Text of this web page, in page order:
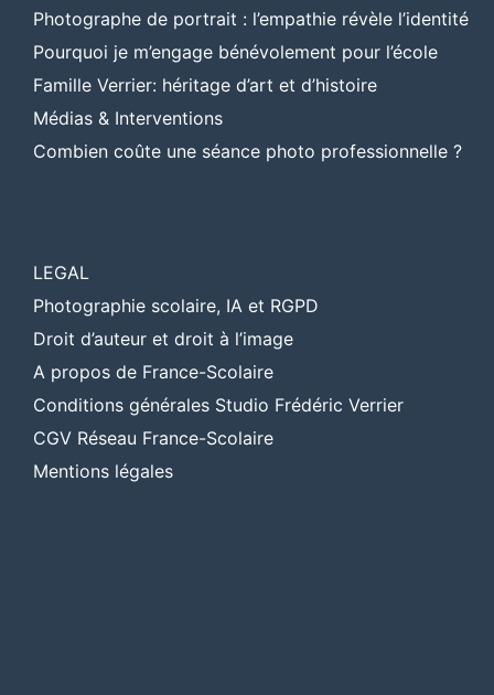
Photographe de portrait : l’empathie révèle l’identité
Pourquoi je m’engage bénévolement pour l’école
Famille Verrier: héritage d’art et d’histoire
Médias & Interventions
Combien coûte une séance photo professionnelle ?
LEGAL
Photographie scolaire, IA et RGPD
Droit d’auteur et droit à l’image
A propos de France-Scolaire
Conditions générales Studio Frédéric Verrier
CGV Réseau France-Scolaire
Mentions légales